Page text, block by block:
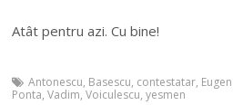
Atât pentru azi. Cu bine!
Antonescu, Basescu, contestatar,
Ponta,Vadim,Voiculescu,yesmen